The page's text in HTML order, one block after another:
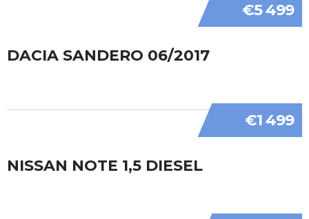
€5 499
DACIA SANDERO 06/2017
€1 499
NISSAN NOTE 1,5 DIESEL